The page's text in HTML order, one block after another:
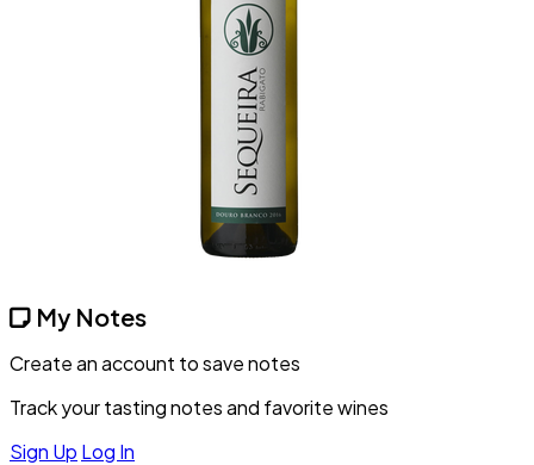
My Notes
Create an account to save notes
Track your tasting notes and favorite wines
Sign Up Log In